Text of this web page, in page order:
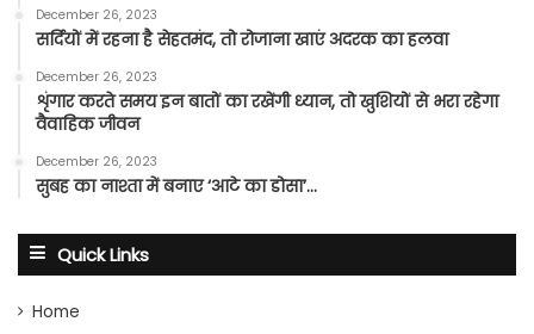
December 26, 2023
सर्दियों में रहना है सेहतमंद, तो रोजाना खाएं अदरक का हलवा
December 26, 2023
शृंगार करते समय इन बातों का रखेंगी ध्यान, तो खुशियों से भरा रहेगा
वैवाहिक जीवन
December 26, 2023
सुबह का नाश्ता में बनाए ‘आटे का डोसा’…
Quick Links
Home